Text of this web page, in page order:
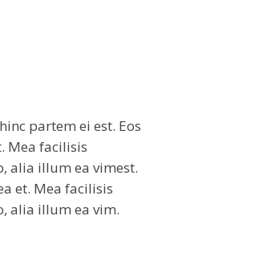
partem ei est. Eos
Mea facilisis
alia illum ea vimest.
et. Mea facilisis
alia illum ea vim.